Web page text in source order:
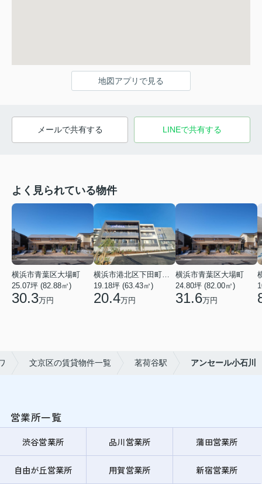
地図アプリで見る
メールで共有する LINEで共有する
よく見られている物件
横浜市青葉区大場町
25.07坪 (82.88㎡)
30.3万円
19.18坪 (63.43㎡)
20.4万円
横浜市青葉区大場町
24.80坪 (82.00㎡)
31.6万円
文京区の賃貸物件一覧 茗荷谷駅 アンセール小石川
営業所一覧
渋谷営業所 品川営業所 蒲田営業所
自由が丘営業所 用賀営業所 新宿営業所